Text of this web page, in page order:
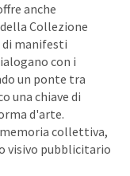
anche
Collezione
manifesti
con i
un ponte tra
una chiave di
d'arte.
memoria collettiva,
visivo pubblicitario